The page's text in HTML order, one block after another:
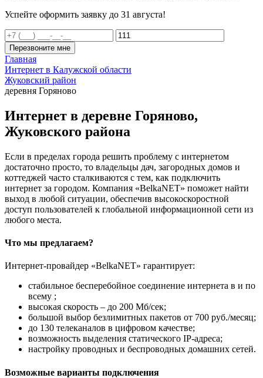
Успейте оформить заявку до 31 августа!
Перезвоните мне
Главная
Интернет в Калужской области
Жуковский район
деревня Горяново
Интернет в деревне Горяново,
Жуковского района
Если в пределах города решить проблему с интернетом
достаточно просто, то владельцы дач, загородных домов и
коттеджей часто сталкиваются с тем, как подключить
интернет за городом. Компания «BelkaNET» поможет найти
выход в любой ситуации, обеспечив высокоскоростной
доступ пользователей к глобальной информационной сети из
любого места.
Что мы предлагаем?
Интернет-провайдер «BelkaNET» гарантирует:
стабильное бесперебойное соединение интернета в и по
всему ;
высокая скорость – до 200 Мб/сек;
большой выбор безлимитных пакетов от 700 руб./месяц;
до 130 телеканалов в цифровом качестве;
возможность выделения статического IP-адреса;
настройку проводных и беспроводных домашних сетей.
Возможные варианты подключения